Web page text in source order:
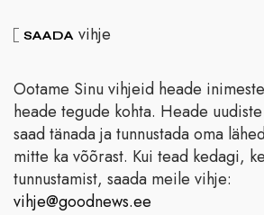
SAADA vihje
Ootame Sinu vihjeid heade
heade tegude kohta. Heade
saad tänada ja tunnustada oma
mitte ka võõrast. Kui tead kedagi,
tunnustamist, saada meile vihje:
vihje@goodnews.ee